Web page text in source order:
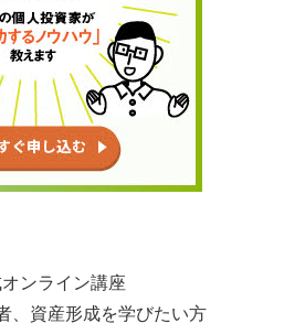
オンライン講座
、資産形成を学びたい方